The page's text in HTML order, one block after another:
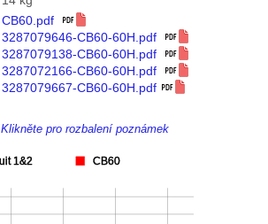
CB60.pdf
3287079646-CB60-60H.pdf
3287079138-CB60-60H.pdf
3287072166-CB60-60H.pdf
3287079667-CB60-60H.pdf
Klikněte pro rozbalení poznámek